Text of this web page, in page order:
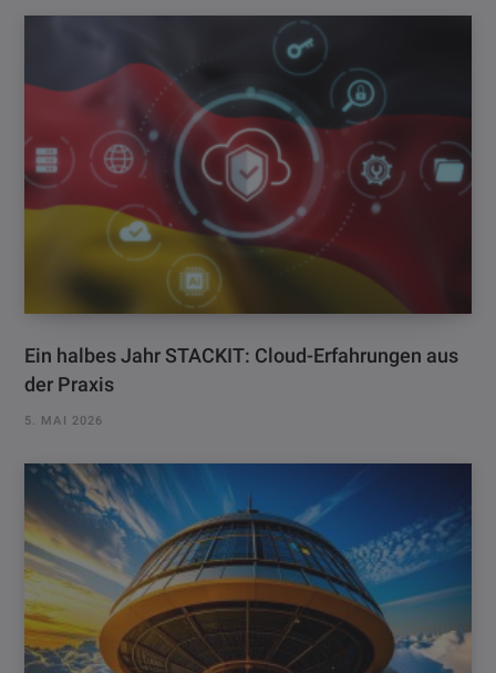
Ein halbes Jahr STACKIT: Cloud-Erfahrungen aus
der Praxis
5. MAI 2026